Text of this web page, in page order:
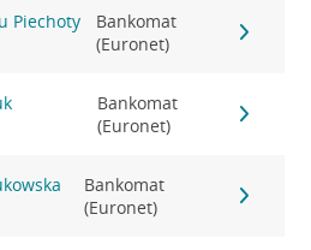
Piechoty
Bankomat
(Euronet)
Bankomat
(Euronet)
Bankomat
(Euronet)